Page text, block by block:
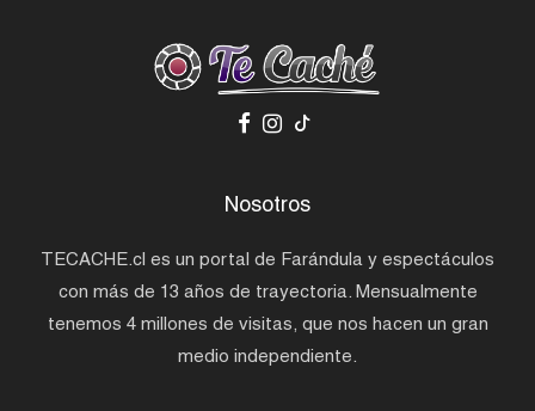
Nosotros
TECACHE.cl es un portal de Farándula y espectáculos
con más de 13 años de trayectoria. Mensualmente
tenemos 4 millones de visitas, que nos hacen un gran
medio independiente.